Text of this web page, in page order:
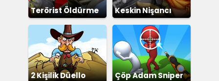
Terörist Öldürme Keskin Nişancı
2 Kişilik Düello Çöp Adam Sniper